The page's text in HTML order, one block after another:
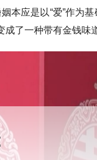
本应是以“爱”作为基
了一种带有金钱味